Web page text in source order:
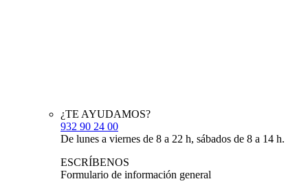
¿TE AYUDAMOS?
932 90 24 00
De lunes a viernes de 8 a 22 h, sábados de 8 a 14 h.
ESCRÍBENOS
Formulario de información general